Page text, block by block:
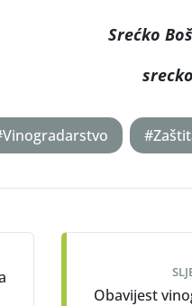
Srećko
Obavijest